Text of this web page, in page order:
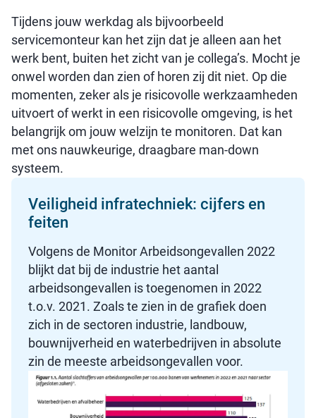
Tijdens jouw werkdag als bijvoorbeeld
servicemonteur kan het zijn dat je alleen aan het
werk bent, buiten het zicht van je collega’s. Mocht je
onwel worden dan zien of horen zij dit niet. Op die
momenten, zeker als je risicovolle werkzaamheden
uitvoert of werkt in een risicovolle omgeving, is het
belangrijk om jouw welzijn te monitoren. Dat kan
met ons nauwkeurige, draagbare man-down
systeem.
Veiligheid infratechniek: cijfers en
feiten
Volgens de Monitor Arbeidsongevallen 2022
blijkt dat bij de industrie het aantal
arbeidsongevallen is toegenomen in 2022
t.o.v. 2021. Zoals te zien in de grafiek doen
zich in de sectoren industrie, landbouw,
bouwnijverheid en waterbedrijven in absolute
zin de meeste arbeidsongevallen voor.